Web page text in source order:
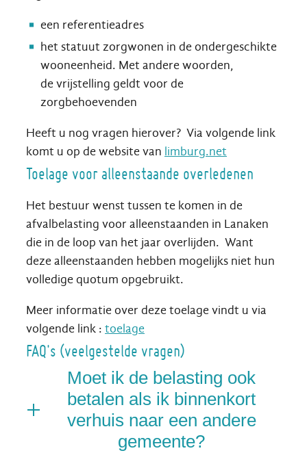
een referentieadres
het statuut zorgwonen in de ondergeschikte
wooneenheid. Met andere woorden,
de vrijstelling geldt voor de
zorgbehoevenden
Heeft u nog vragen hierover? Via volgende link
komt u op de website van limburg.net
Toelage voor alleenstaande overledenen
Het bestuur wenst tussen te komen in de
afvalbelasting voor alleenstaanden in Lanaken
die in de loop van het jaar overlijden. Want
deze alleenstaanden hebben mogelijks niet hun
volledige quotum opgebruikt.
Meer informatie over deze toelage vindt u via
volgende link : toelage
FAQ's (veelgestelde vragen)
Moet ik de belasting ook
betalen als ik binnenkort
verhuis naar een andere
gemeente?